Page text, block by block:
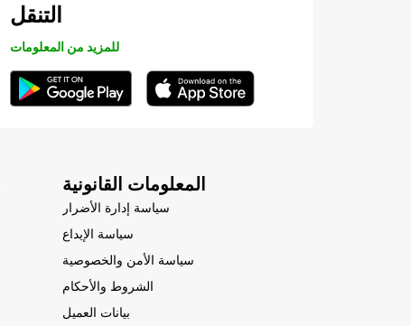
التنقل
للمزيد من المعلومات
المعلومات القانونية
سياسة إدارة الأضرار
سياسة الإيداع
سياسة الأمن والخصوصية
الشروط والأحكام
بيانات العميل